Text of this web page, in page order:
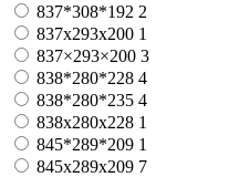
837*308*192 2
837x293x200 1
837×293×200 3
838*280*228 4
838*280*235 4
838x280x228 1
845*289*209 1
845x289x209 7